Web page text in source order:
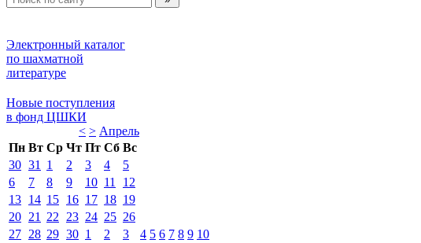
Электронный каталог
по шахматной
литературе
Новые поступления
в фонд ЦШКИ
< > Апрель
Пн Вт Ср Чт Пт Сб Вс
30 31 1 2 3 4
5
6
7 8 9 10 11
12
13 14 15 16 17 18 19
20 21 22 23 24 25 26
27 28 29 30 1 2 3 4 5 6 7 8 9 10